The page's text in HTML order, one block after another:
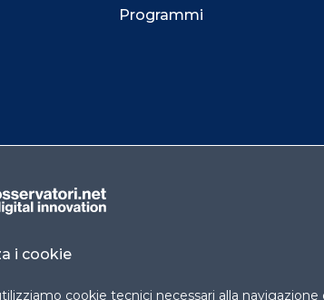
Programmi
i cookie
cookie tecnici necessari alla navigazione